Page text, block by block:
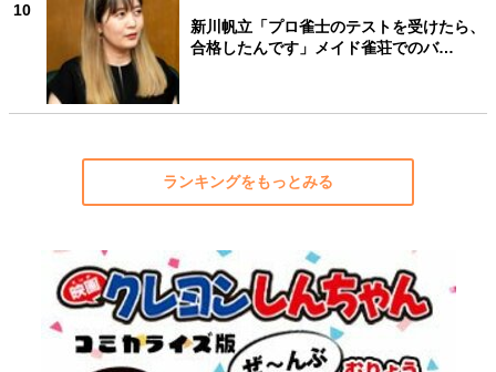
10
新川帆立「プロ雀士のテストを受けたら、
合格したんです」メイド雀荘でのバ…
ランキングをもっとみる